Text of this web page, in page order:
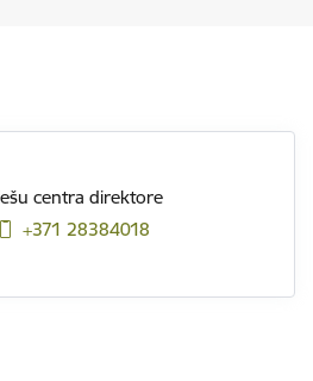
centra direktore
+371 28384018